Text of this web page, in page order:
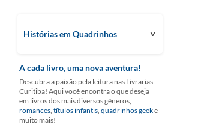
Histórias em Quadrinhos
A cada livro, uma nova aventura!
Descubra a paixão pela leitura nas Livrarias
Curitiba! Aqui você encontra o que deseja
em livros dos mais diversos gêneros,
romances, títulos infantis, quadrinhos geeke
muito mais!